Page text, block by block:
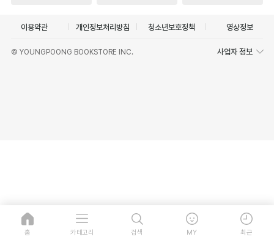
이용약관 개인정보처리방침 청소년보호정책 영상정보
© YOUNGPOONG BOOKSTORE INC. 사업자 정보
홈 카테고리 검색 MY 최근